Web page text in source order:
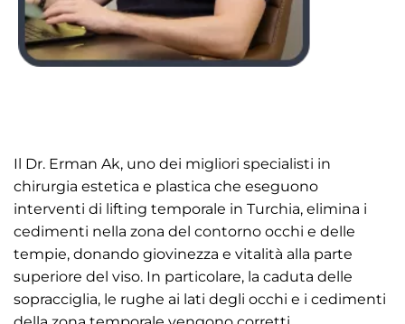
Il Dr. Erman Ak, uno dei migliori specialisti in
chirurgia estetica e plastica che eseguono
interventi di lifting temporale in Turchia, elimina i
cedimenti nella zona del contorno occhi e delle
tempie, donando giovinezza e vitalità alla parte
superiore del viso. In particolare, la caduta delle
sopracciglia, le rughe ai lati degli occhi e i cedimenti